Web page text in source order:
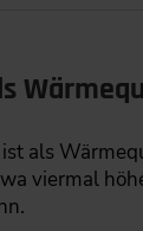
als
viermal